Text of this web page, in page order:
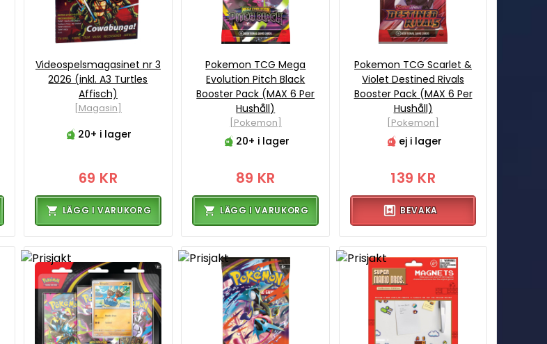
Videospelsmagasinet nr 3
2026 (inkl. A3 Turtles
Affisch)
[Magasin]
20+ i lager
69 KR
LÄGG I VARUKORG
Pokemon TCG Mega
Evolution Pitch Black
Booster Pack (MAX 6 Per
Hushåll)
[Pokemon]
20+ i lager
89 KR
LÄGG I VARUKORG
Pokemon TCG Scarlet &
Violet Destined Rivals
Booster Pack (MAX 6 Per
Hushåll)
[Pokemon]
ej i lager
139 KR
BEVAKA